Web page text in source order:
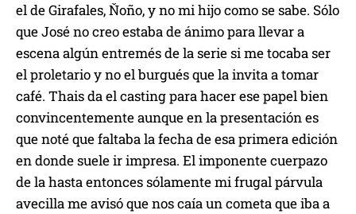
el de Girafales, Ňoño, y no mi hijo como se sabe. Sólo
que José no creo estaba de ánimo para llevar a
escena algún entremés de la serie si me tocaba ser
el proletario y no el burgués que la invita a tomar
café. Thais da el casting para hacer ese papel bien
convincentemente aunque en la presentación es
que noté que faltaba la fecha de esa primera edición
en donde suele ir impresa. El imponente cuerpazo
de la hasta entonces sólamente mi frugal párvula
avecilla me avisó que nos caía un cometa que iba a